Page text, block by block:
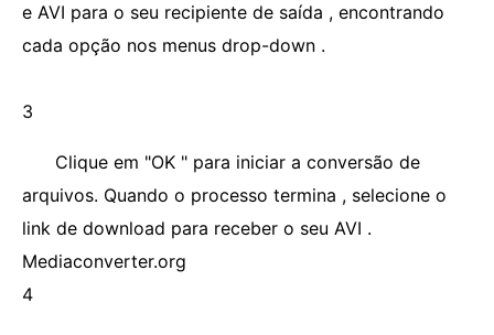
e AVI para o seu recipiente de saída , encontrando
cada opção nos menus drop-down .
3
Clique em "OK " para iniciar a conversão de
arquivos. Quando o processo termina , selecione o
link de download para receber o seu AVI .
Mediaconverter.org
4